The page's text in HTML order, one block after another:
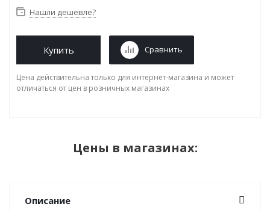
Нашли дешевле?
Купить Сравнить
Цена действительна только для интернет-магазина и может
отличаться от цен в розничных магазинах
Цены в магазинах:
Описание